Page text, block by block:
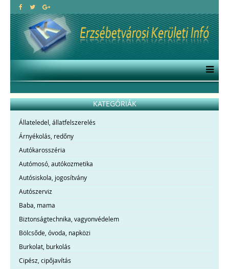
KATEGÓRIÁK
Állateledel, állatfelszerelés
Árnyékolás, redőny
Autókarosszéria
Autómosó, autókozmetika
Autósiskola, jogosítvány
Autószerviz
Baba, mama
Biztonságtechnika, vagyonvédelem
Bölcsőde, óvoda, napközi
Burkolat, burkolás
Cipész, cipőjavítás